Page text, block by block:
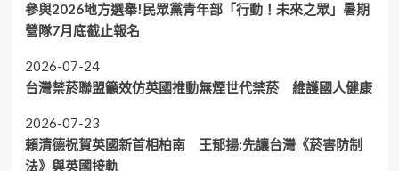
參與2026地方選舉!民眾黨青年部「行動！未來之眾」暑期
營隊7月底截止報名
2026-07-24
台灣禁菸聯盟籲效仿英國推動無煙世代禁菸 維護國人健康
2026-07-23
賴清德祝賀英國新首相柏南 王郁揚:先讓台灣《菸害防制
法》與英國接軌